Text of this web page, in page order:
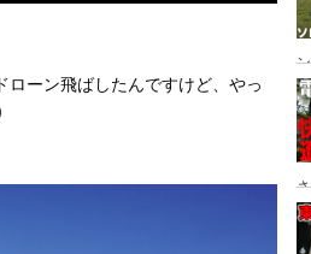
ーン飛ばしたんですけど、やっ